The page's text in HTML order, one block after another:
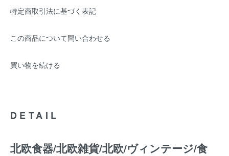
特定商取引法に基づく表記
この商品について問い合わせる
買い物を続ける
DETAIL
北欧食器/北欧雑貨/北欧/ヴィンテージ/食